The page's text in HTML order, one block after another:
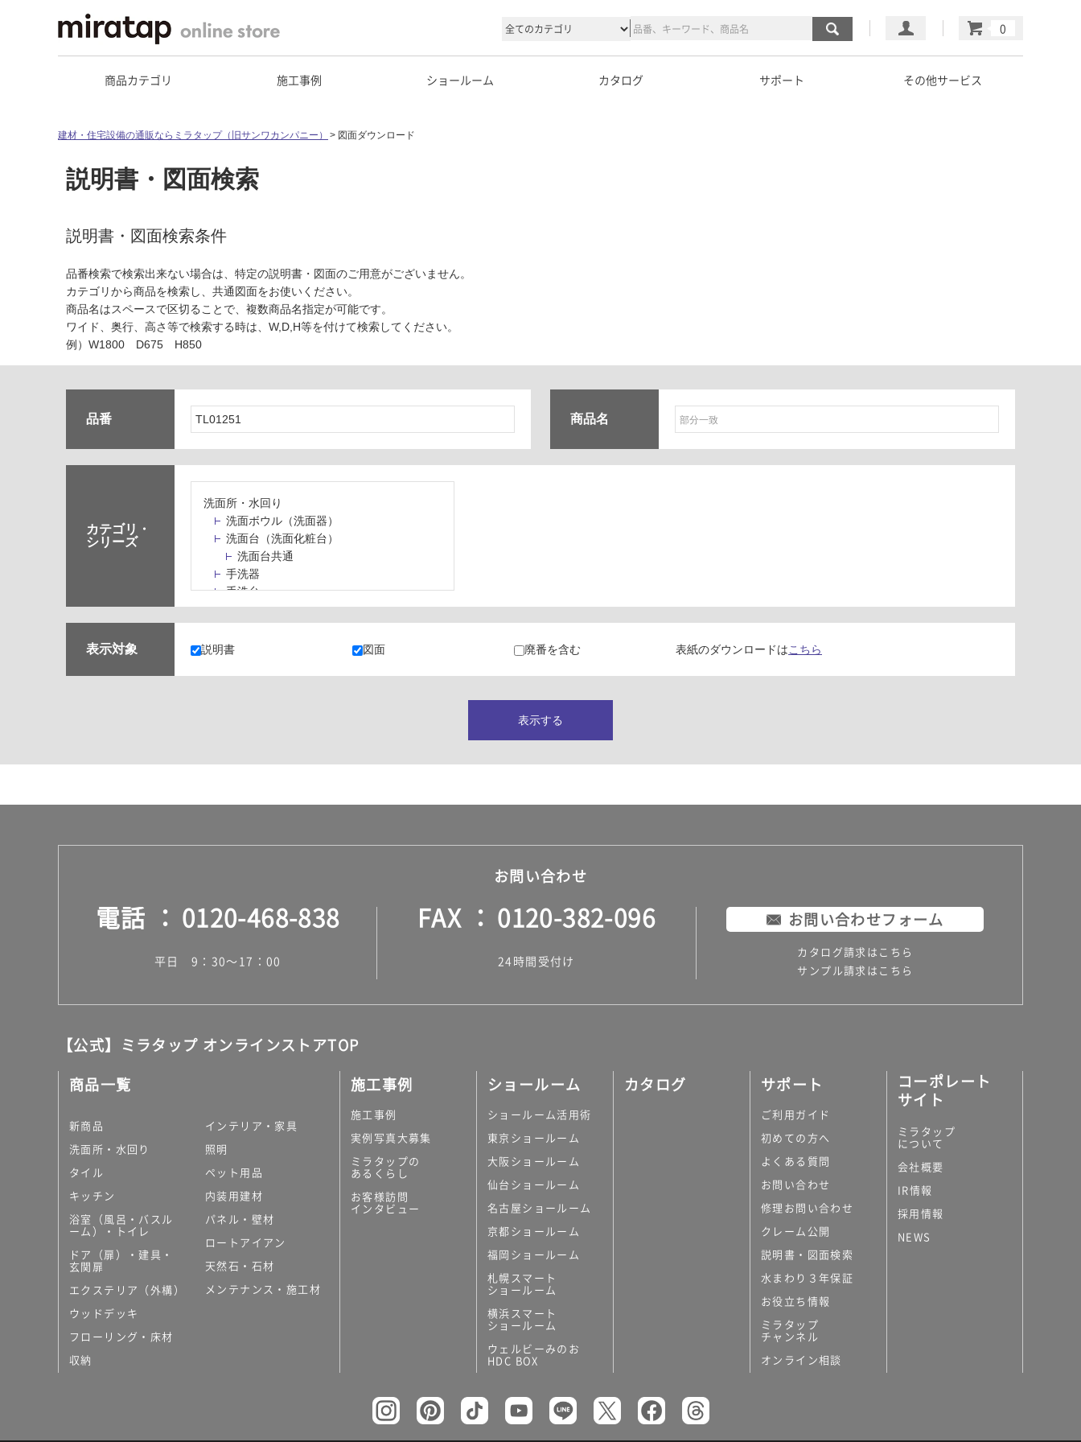
マイページ
カート
商品カテゴリ 施工事例 ショールーム カタログ サポート その他サービス
建材・住宅設備の通販ならミラタップ（旧サンワカンパニー） 図面ダウンロード
説明書・図面検索
説明書・図面検索条件
品番検索で検索出来ない場合は、特定の説明書・図面のご用意がございません。
カテゴリから商品を検索し、共通図面をお使いください。
商品名はスペースで区切ることで、複数商品名指定が可能です。
ワイド、奥行、高さ等で検索する時は、W,D,H等を付けて検索してください。
例）W1800 D675 H850
品番 商品名
カテゴリ・
シリーズ
洗面所・水回り
洗面ボウル（洗面器）
洗面台（洗面化粧台）
洗面台共通
手洗器
手洗台
水栓パン・スロップシンク
水栓金具・水栓（蛇口）・カラン
止水栓・排水金物
ミラー（鏡）
ランドリールーム
タイル
外壁タイル
洗面台タイル
屋内床タイル
テラコッタ調タイル
キッチン
コンパクトキッチン
コンパクトキッチンその他
カップボード（食器棚・キッチンボード）
コンビネーションキッチン（セクショナル
キッチン）
キッチン機器
表示対象 説明書 図面 廃番を含む 表紙のダウンロードはこちら
表示する
お問い合わせ
電話 0120-468-838
平日 9：30～17：00
FAX 0120-382-096
24時間受付け
お問い合わせフォーム
カタログ請求はこちら
サンプル請求はこちら
【公式】ミラタップ オンラインストアTOP
商品一覧
新商品
洗面所・水回り
タイル
キッチン
浴室（風呂・バスル
ーム）・トイレ
ドア（扉）・建具・
玄関扉
エクステリア（外構）
ウッドデッキ
フローリング・床材
収納
インテリア・家具
照明
ペット用品
内装用建材
パネル・壁材
ロートアイアン
天然石・石材
メンテナンス・施工材
施工事例
施工事例
実例写真大募集
ミラタップの
あるくらし
お客様訪問
インタビュー
ショールーム
ショールーム活用術
東京ショールーム
大阪ショールーム
仙台ショールーム
名古屋ショールーム
京都ショールーム
福岡ショールーム
札幌スマート
ショールーム
横浜スマート
ショールーム
ウェルビーみのお
HDC BOX
カタログ サポート
ご利用ガイド
初めての方へ
よくある質問
お問い合わせ
修理お問い合わせ
クレーム公開
説明書・図面検索
水まわり３年保証
お役立ち情報
ミラタップ
チャンネル
オンライン相談
コーポレート
サイト
ミラタップ
について
会社概要
IR情報
採用情報
NEWS